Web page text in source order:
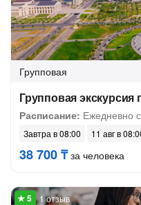
Групповая
Групповая
Расписание: Ежедневно
Завтра в 08:00 11 авг в
38 700 ₸за человека
1 отзыв